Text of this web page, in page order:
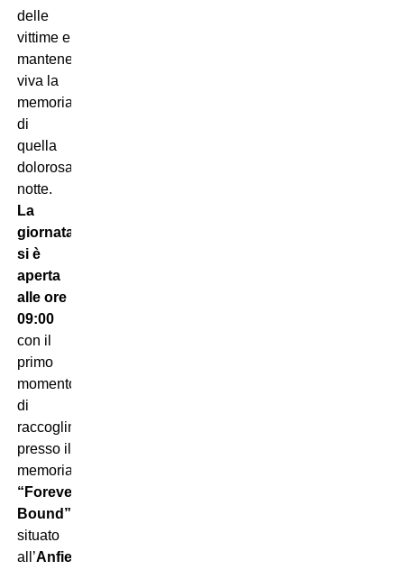
delle
vittime e
mantenere
viva la
memoria
di
quella
dolorosa
notte.
La
giornata
si è
aperta
alle ore
09:00
con il
primo
momento
di
raccoglimento
presso il
memoriale
“Forever
Bound”
situato
all’Anfield